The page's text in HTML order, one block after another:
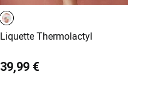
Liquette Thermolactyl
39,99 €